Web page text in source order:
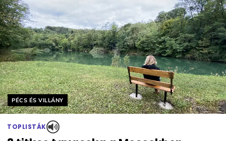
Helyszín címkék:
PÉCS ÉS VILLÁNY
TOPLISTÁK